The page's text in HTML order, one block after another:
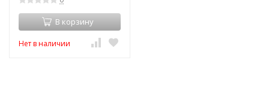
В корзину
Нет в наличии